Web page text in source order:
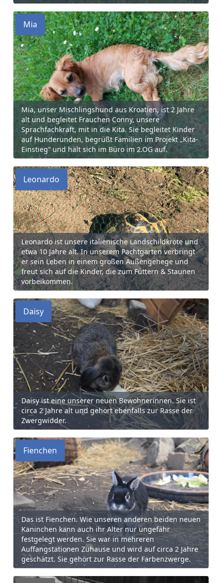
Mia
Mia, unser Mischlingshund aus Kroatien, ist 2 Jahre
alt und begleitet Frauchen Conny, unsere
Sprachfachkraft, mit in die Kita. Sie begleitet Kinder
auf Hunderunden, begrüßt Familien im Projekt „Kita-
Einstieg“ und hält sich im Büro im 2.OG auf.
Leonardo
Leonardo ist unsere italienische Landschildkröte und
etwa 10 Jahre alt. In unserem Pachtgarten verbringt
er sein Leben in einem großen Außengehege und
freut sich auf die Kinder, die zum Füttern & Staunen
vorbeikommen.
Daisy
Daisy ist eine unserer neuen Bewohnerinnen. Sie ist
circa 2 Jahre alt und gehört ebenfalls zur Rasse der
Zwergwidder.
Fienchen
Das ist Fienchen. Wie unseren anderen beiden neuen
Kaninchen kann auch ihr Alter nur ungefähr
festgelegt werden. Sie war in mehreren
Auffangstationen Zuhause und wird auf circa 2 Jahre
geschätzt. Sie gehört zur Rasse der Farbenzwerge.